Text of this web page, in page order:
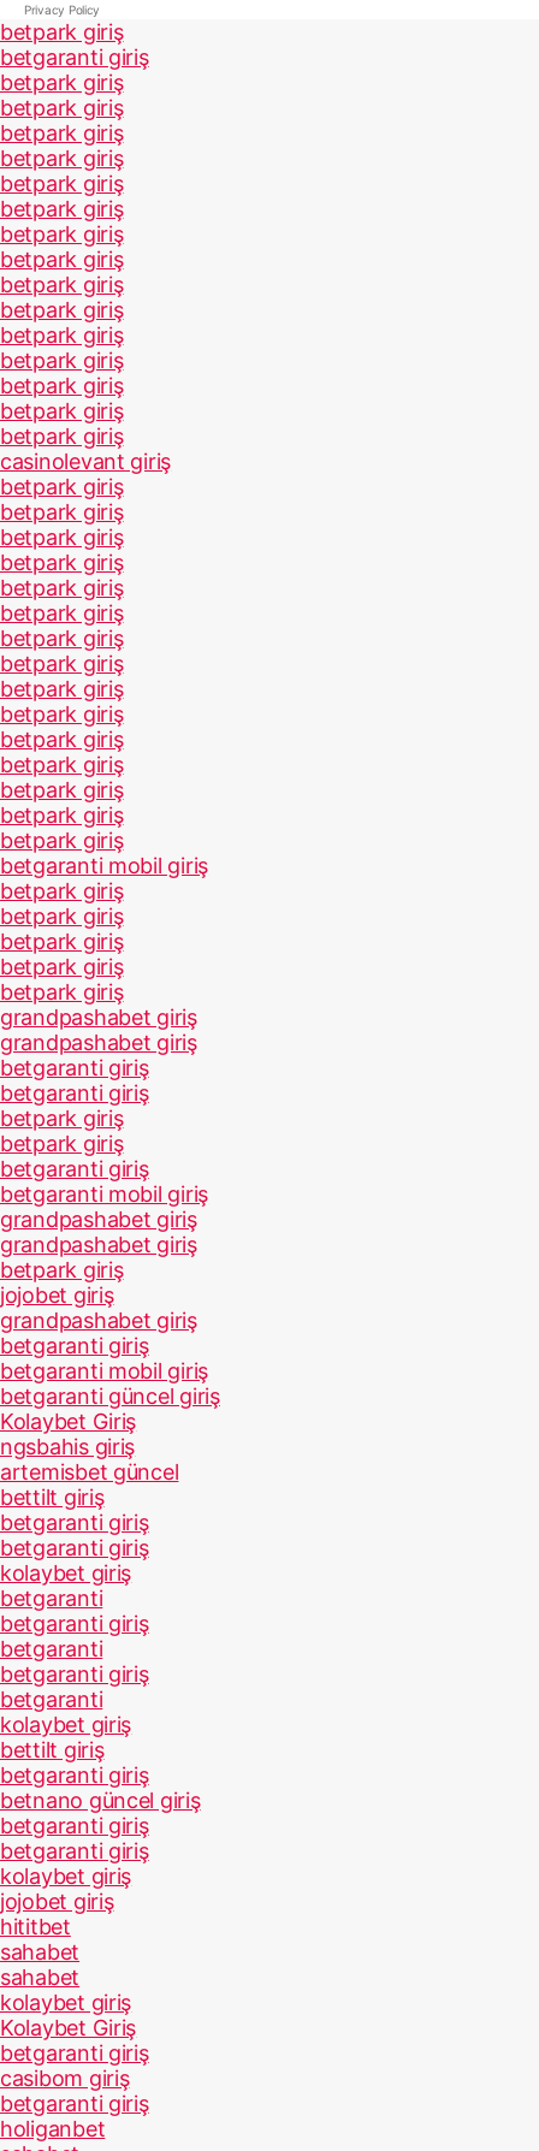
Privacy Policy
betpark giriş
betgaranti giriş
betpark giriş
betpark giriş
betpark giriş
betpark giriş
betpark giriş
betpark giriş
betpark giriş
betpark giriş
betpark giriş
betpark giriş
betpark giriş
betpark giriş
betpark giriş
betpark giriş
betpark giriş
casinolevant giriş
betpark giriş
betpark giriş
betpark giriş
betpark giriş
betpark giriş
betpark giriş
betpark giriş
betpark giriş
betpark giriş
betpark giriş
betpark giriş
betpark giriş
betpark giriş
betpark giriş
betpark giriş
betgaranti mobil giriş
betpark giriş
betpark giriş
betpark giriş
betpark giriş
betpark giriş
grandpashabet giriş
grandpashabet giriş
betgaranti giriş
betgaranti giriş
betpark giriş
betpark giriş
betgaranti giriş
betgaranti mobil giriş
grandpashabet giriş
grandpashabet giriş
betpark giriş
jojobet giriş
grandpashabet giriş
betgaranti giriş
betgaranti mobil giriş
betgaranti güncel giriş
Kolaybet Giriş
ngsbahis giriş
artemisbet güncel
bettilt giriş
betgaranti giriş
betgaranti giriş
kolaybet giriş
betgaranti
betgaranti giriş
betgaranti
betgaranti giriş
betgaranti
kolaybet giriş
bettilt giriş
betgaranti giriş
betnano güncel giriş
betgaranti giriş
betgaranti giriş
kolaybet giriş
jojobet giriş
hititbet
sahabet
sahabet
kolaybet giriş
Kolaybet Giriş
betgaranti giriş
casibom giriş
betgaranti giriş
holiganbet